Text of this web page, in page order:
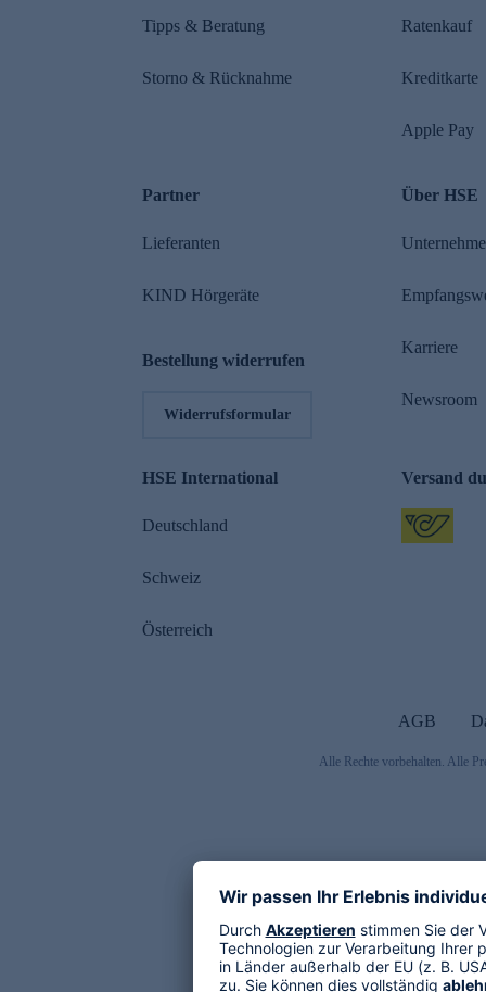
Tipps & Beratung
Storno & Rücknahme
Ratenkauf
Kreditkarte
Apple Pay
Partner
Lieferanten
KIND Hörgeräte
Bestellung widerrufen
Widerrufsformular
Über HSE
Karriere
Newsroom
HSE International
Deutschland
Schweiz
Österreich
Versand
AGB
Alle Rechte vorbehalten. Alle